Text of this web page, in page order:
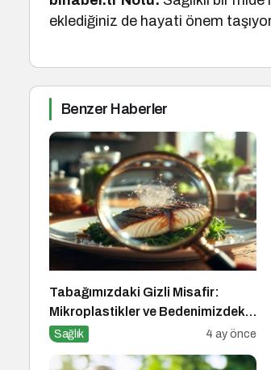
eklediğiniz de hayati önem
Benzer Haberler
Tabağımızdaki Gizli Misafir:
Mikroplastikler ve Bedenimizdeki
Sessiz İstila
Sağlık 4 ay önce